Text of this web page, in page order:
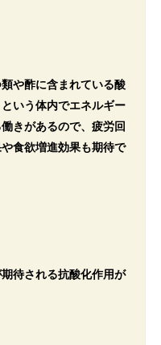
や酢に含まれている酸
いう体内でエネルギー
きがあるので、疲労回
食欲増進効果も期待で
待される抗酸化作用が